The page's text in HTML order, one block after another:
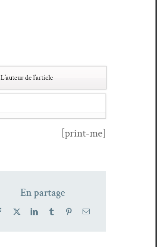
L’au­teur de l’article
[print-me]
En partage
Facebook LinkedInTumblr PinterestEmail